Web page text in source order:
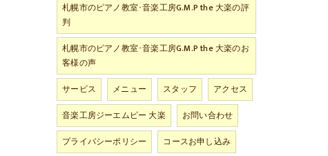
札幌市のピアノ教室･音楽工房G.M.P the 大楽の評
判
札幌市のピアノ教室･音楽工房G.M.P the 大楽のお
客様の声
サービス
メニュー スタッフ
アクセス
音楽工房ジーエムピー 大楽
お問い合わせ
プライバシーポリシー
コースお申し込み